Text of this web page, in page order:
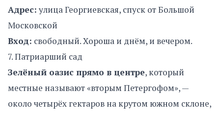
Адрес: улица Георгиевская, спуск от Большой
Московской
Вход: свободный. Хороша и днём, и вечером.
7. Патриарший сад
Зелёный оазис прямо в центре, который
местные называют «вторым Петергофом», —
около четырёх гектаров на крутом южном склоне,